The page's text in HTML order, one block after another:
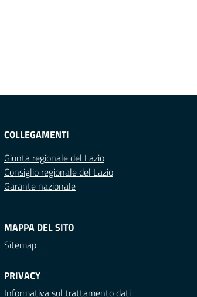
COLLEGAMENTI
Giunta regionale del Lazio
Consiglio regionale del Lazio
Garante nazionale
MAPPA DEL SITO
Sitemap
PRIVACY
Informativa sul trattamento dati